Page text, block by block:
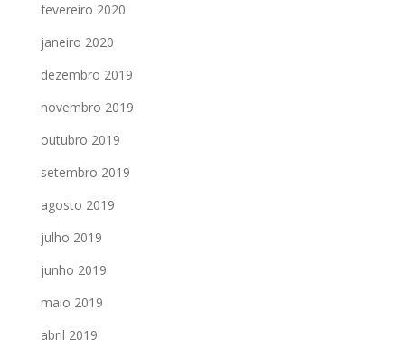
fevereiro 2020
janeiro 2020
dezembro 2019
novembro 2019
outubro 2019
setembro 2019
agosto 2019
julho 2019
junho 2019
maio 2019
abril 2019